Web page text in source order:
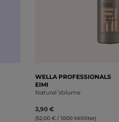
WELLA PROFESSIONALS
EIMI
Natural Volume
3,90 €
(52,00 € / 1000 Milliliter)